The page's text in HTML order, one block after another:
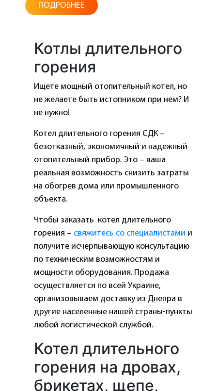
ПОДРОБНЕЕ
Котлы длительного
горения
Ищете мощный отопительный котел, но
не желаете быть истопником при нем? И
не нужно!
Котел длительного горения СДК –
безотказный, экономичный и надежный
отопительный прибор. Это – ваша
реальная возможность снизить затраты
на обогрев дома или промышленного
объекта.
Чтобы заказать котел длительного
горения – свяжитесь со специалистами и
получите исчерпывающую консультацию
по техническим возможностям и
мощности оборудования. Продажа
осуществляется по всей Украине,
организовываем доставку из Днепра в
другие населенные нашей страны-пункты
любой логистической службой.
Котел длительного
горения на дровах,
брикетах, щепе,